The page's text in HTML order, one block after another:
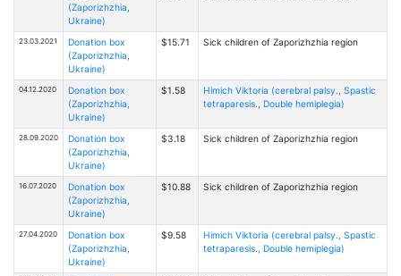
(Zaporizhzhia,
Ukraine)
23.03.2021
Donation box
(Zaporizhzhia,
Ukraine)
$15.71 Sick children of Zaporizhzhia region
04.12.2020
Donation box
(Zaporizhzhia,
Ukraine)
$1.58
Himich Viktoria (cerebral palsy., Spastic
tetraparesis., Double hemiplegia)
28.09.2020
Donation box
(Zaporizhzhia,
Ukraine)
$3.18 Sick children of Zaporizhzhia region
16.07.2020
Donation box
(Zaporizhzhia,
Ukraine)
$10.88 Sick children of Zaporizhzhia region
27.04.2020
Donation box
(Zaporizhzhia,
Ukraine)
$9.58
Himich Viktoria (cerebral palsy., Spastic
tetraparesis., Double hemiplegia)